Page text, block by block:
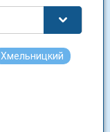
Хмельницкий